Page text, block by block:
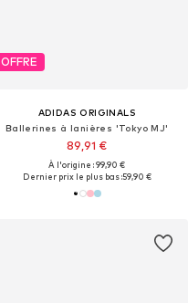
OFFRE
ADIDAS ORIGINALS
Ballerines à lanières 'Tokyo MJ'
89,91 €
À l'origine : 99,90 €
Dernier prix le plus bas :59,90 €